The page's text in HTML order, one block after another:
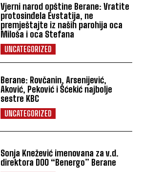
Vjerni narod opštine Berane: Vratite
protosinđela Evstatija, ne
premještajte iz naših parohija oca
Miloša i oca Stefana
UNCATEGORIZED
Berane: Rovčanin, Arsenijević,
Aković, Peković i Šćekić najbolje
sestre KBC
UNCATEGORIZED
Sonja Knežević imenovana za v.d.
direktora DOO “Benergo” Berane